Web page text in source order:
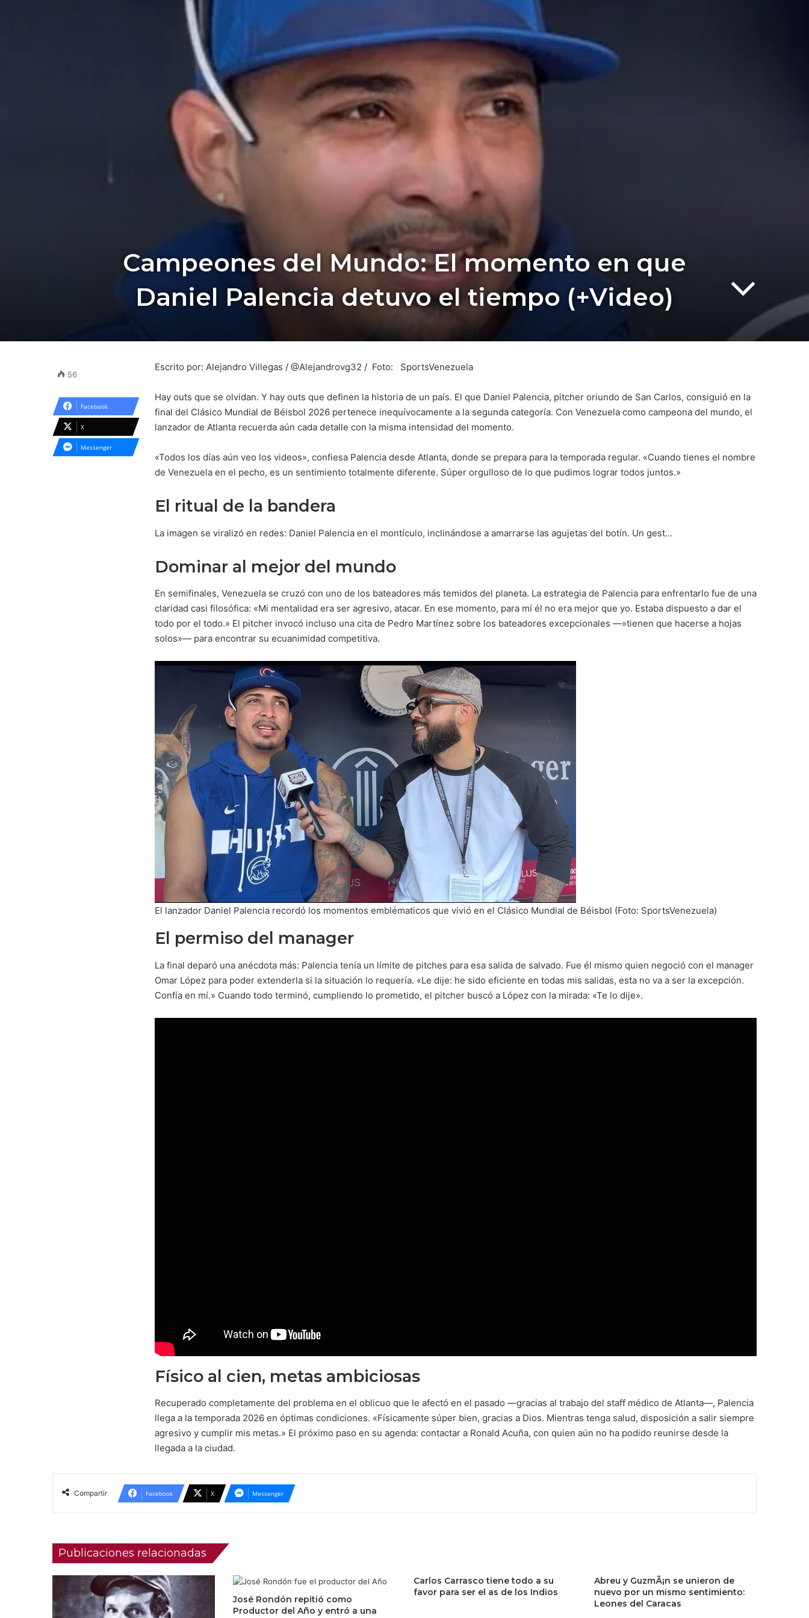
Campeones del Mundo: El momento en que
Daniel Palencia detuvo el tiempo (+Video)
Escrito por: Alejandro Villegas / @Alejandrovg32 / Foto: SportsVenezuela
Hay outs que se olvidan. Y hay outs que definen la historia de un país. El que Daniel Palencia, pitcher oriundo de San Carlos, consiguió en la
final del Clásico Mundial de Béisbol 2026 pertenece inequívocamente a la segunda categoría. Con Venezuela como campeona del mundo, el
lanzador de Atlanta recuerda aún cada detalle con la misma intensidad del momento.
«Todos los días aún veo los videos», confiesa Palencia desde Atlanta, donde se prepara para la temporada regular. «Cuando tienes el nombre
de Venezuela en el pecho, es un sentimiento totalmente diferente. Súper orgulloso de lo que pudimos lograr todos juntos.»
El ritual de la bandera
La imagen se viralizó en redes: Daniel Palencia en el montículo, inclinándose a amarrarse las agujetas del botín. Un gest…
Dominar al mejor del mundo
En semifinales, Venezuela se cruzó con uno de los bateadores más temidos del planeta. La estrategia de Palencia para enfrentarlo fue de una
claridad casi filosófica: «Mi mentalidad era ser agresivo, atacar. En ese momento, para mí él no era mejor que yo. Estaba dispuesto a dar el
todo por el todo.» El pitcher invocó incluso una cita de Pedro Martínez sobre los bateadores excepcionales —»tienen que hacerse a hojas
solos»— para encontrar su ecuanimidad competitiva.
El lanzador Daniel Palencia recordó los momentos emblématicos que vivió en el Clásico Mundial de Béisbol (Foto: SportsVenezuela)
El permiso del manager
La final deparó una anécdota más: Palencia tenía un límite de pitches para esa salida de salvado. Fue él mismo quien negoció con el manager
Omar López para poder extenderla si la situación lo requería. «Le dije: he sido eficiente en todas mis salidas, esta no va a ser la excepción.
Confía en mí.» Cuando todo terminó, cumpliendo lo prometido, el pitcher buscó a López con la mirada: «Te lo dije».
Físico al cien, metas ambiciosas
Recuperado completamente del problema en el oblicuo que le afectó en el pasado —gracias al trabajo del staff médico de Atlanta—, Palencia
llega a la temporada 2026 en óptimas condiciones. «Físicamente súper bien, gracias a Dios. Mientras tenga salud, disposición a salir siempre
agresivo y cumplir mis metas.» El próximo paso en su agenda: contactar a Ronald Acuña, con quien aún no ha podido reunirse desde la
llegada a la ciudad.
56
Facebook
X
Messenger
Compartir Facebook X Messenger
Publicaciones relacionadas
José Rondón repitió como
Productor del Año y entró a una
Carlos Carrasco tiene todo a su
favor para ser el as de los Indios
Abreu y GuzmÃ¡n se unieron de
nuevo por un mismo sentimiento:
Leones del Caracas